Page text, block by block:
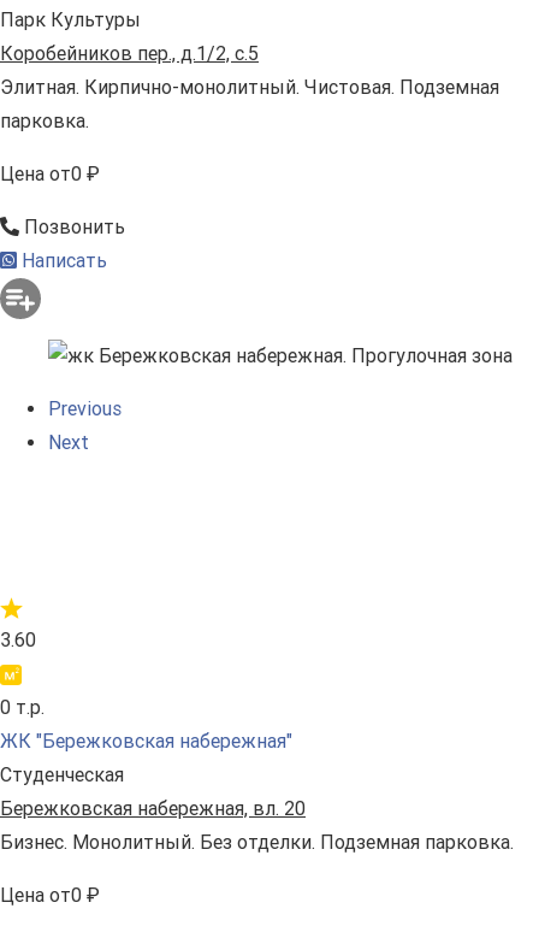
Парк Культуры
Коробейников пер., д.1/2, с.5
Элитная. Кирпично-монолитный. Чистовая. Подземная
парковка.
Цена от0 ₽
Позвонить
Написать
Previous
Next
3.60
0 т.р.
ЖК "Бережковская набережная"
Студенческая
Бережковская набережная, вл. 20
Бизнес. Монолитный. Без отделки. Подземная парковка.
Цена от0 ₽